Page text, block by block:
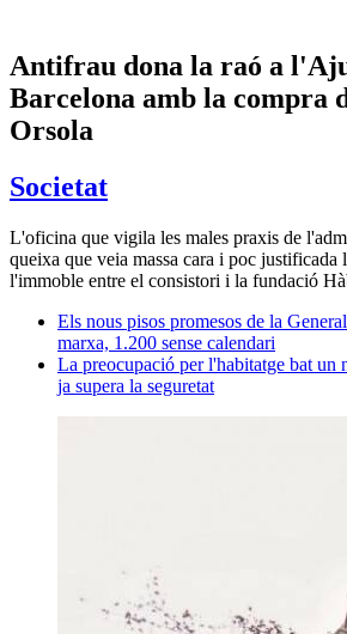
Antifrau dona la raó a
Barcelona amb la compra
Orsola
Societat
L'oficina que vigila les males praxis de
queixa que veia massa cara i poc justificada
l'immoble entre el consistori i la fundació
Els nous pisos promesos de la
marxa, 1.200 sense calendari
La preocupació per l'habitatge bat un
ja supera la seguretat